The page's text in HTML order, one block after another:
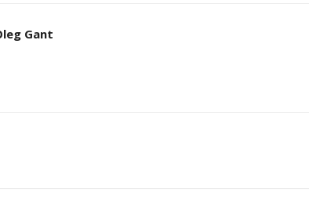
Gant